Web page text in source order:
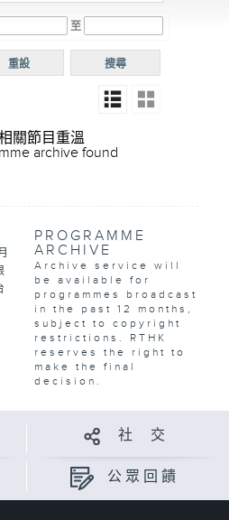
電台
普通
至
搜尋
重設
關節目重溫
archive found
PROGRAMME
ARCHIVE
Archive service will
be available for
programmes broadcast
in the past 12 months,
subject to copyright
restrictions. RTHK
reserves the right to
make the final
decision.
社 交
公眾回饋